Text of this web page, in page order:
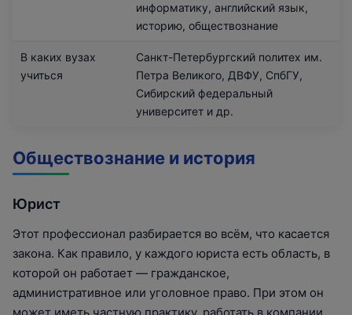
информатику, английский язык,
историю, обществознание
В каких вузах
учиться
Санкт-Петербургский политех им.
Петра Великого, ДВФУ, СпбГУ,
Сибирский федеральный
университет и др.
Обществознание и история
Юрист
Этот профессионал разбирается во всём, что касается
закона. Как правило, у каждого юриста есть область, в
которой он работает — гражданское,
административное или уголовное право. При этом он